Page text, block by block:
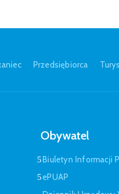
Przedsiębiorca
Obywatel
Biuletyn Informacji
ePUAP